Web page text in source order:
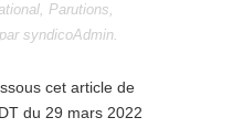
, Parutions,
par syndicoAdmin.
cet article de
du 29 mars 2022